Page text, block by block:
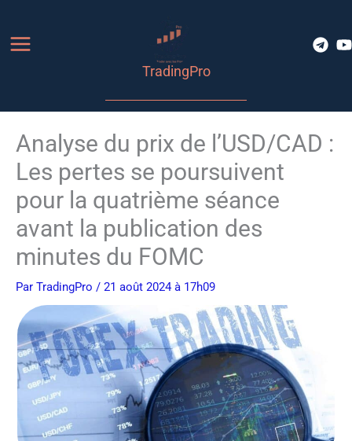
contenu
TradingPro
Analyse du prix de l’USD/CAD :
Les pertes se poursuivent
pour la quatrième séance
avant la publication des
minutes du FOMC
Par TradingPro / 21 août 2024 à 17h09